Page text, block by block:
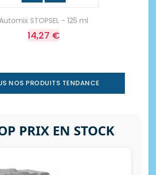
STOPSEL - 125 ml
14,27 €
NOS PRODUITS TENDANCE
PRIX EN STOCK